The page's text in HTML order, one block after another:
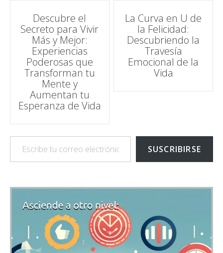
Navegación
de
entradas
Descubre el
Secreto para Vivir
Más y Mejor:
Experiencias
Poderosas que
Transforman tu
Mente y
Aumentan tu
Esperanza de Vida
La Curva en U de
la Felicidad:
Descubriendo la
Travesía
Emocional de la
Vida
Escribe tu correo electrónico…
SUSCRIBIRSE